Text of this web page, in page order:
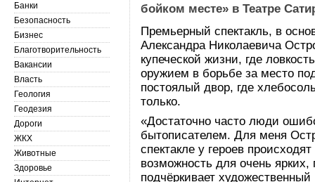
бойком месте» в Театре
Премьерный спектакль, в
Александра Николаевича
купеческой жизни, где
оружием в борьбе за место
постоялый двор, где
только.
«Достаточно часто люди
бытописателем. Для меня
спектакле у героев
возможность для очень
подчёркивает
Банки
Безопасность
Бизнес
Благотворительность
Вакансии
Власть
Геология
Геодезия
Дороги
ЖКХ
Животные
Здоровье